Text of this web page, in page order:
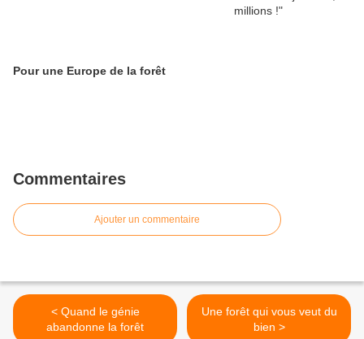
Pour une Europe de la forêt
Commentaires
Ajouter un commentaire
< Quand le génie
abandonne la forêt
Une forêt qui vous veut du
bien >